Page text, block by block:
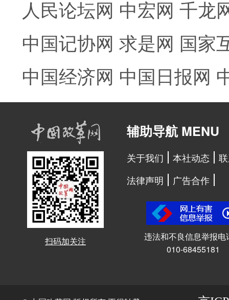
人民论坛网 中宏网 千龙
中国记协网 求是网 国家
中国经济网 中国日报网
扫码加关注
辅助导航 MENU
关于我们 本社动态
法律声明
广告合作
违法和不良信息举报电
010-68455181